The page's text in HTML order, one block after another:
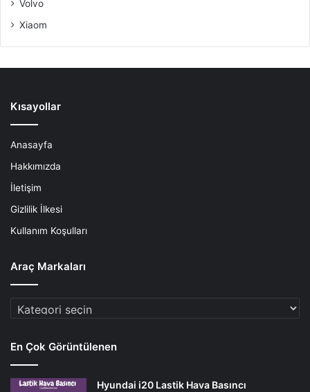
Volvo
Xiaom
Kısayollar
Anasayfa
Hakkımızda
İletişim
Gizlilik İlkesi
Kullanım Koşulları
Araç Markaları
Araç
En Çok Görüntülenen
Hyundai i20 Lastik Hava Basıncı